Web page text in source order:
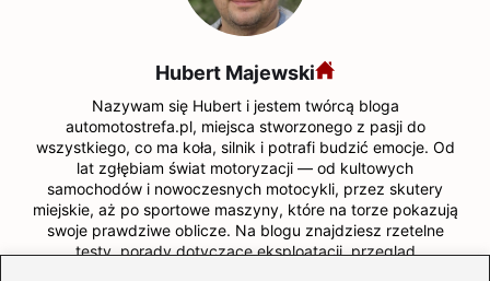
Hubert Majewski
Nazywam się Hubert i jestem twórcą bloga
automotostrefa.pl, miejsca stworzonego z pasji do
wszystkiego, co ma koła, silnik i potrafi budzić emocje. Od
lat zgłębiam świat motoryzacji — od kultowych
samochodów i nowoczesnych motocykli, przez skutery
miejskie, aż po sportowe maszyny, które na torze pokazują
swoje prawdziwe oblicze. Na blogu znajdziesz rzetelne
testy, porady dotyczące eksploatacji, przegląd